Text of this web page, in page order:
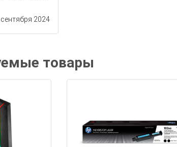
2024
товары